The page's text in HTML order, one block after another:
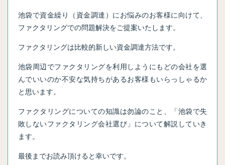
池袋で資金繰り（資金調達）にお悩みのお客様に向けて、
ファクタリングでの問題解決をご提案いたします。
ファクタリングは比較的新しい資金調達方法です。
池袋周辺でファクタリングを利用しようにもどの会社を選
んでいいのか不安な気持ちがあるお客様もいらっしゃるか
と思います。
ファクタリングについての知識は勿論のこと、「池袋で失
敗しないファクタリング会社選び」について解説していき
ます。
最後までお読み頂けると幸いです。